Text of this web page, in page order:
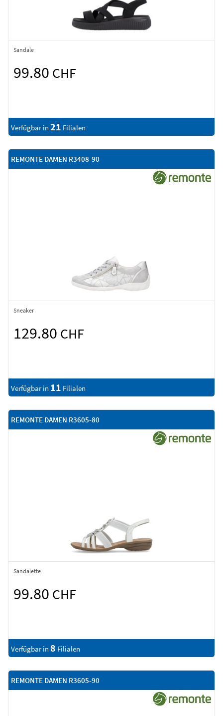
Sandale
99.80 CHF
Verfügbar in 21 Filialen
REMONTE DAMEN R3408-90
Sneaker
129.80 CHF
Verfügbar in 11 Filialen
REMONTE DAMEN R3605-80
Sandalette
99.80 CHF
Verfügbar in 8 Filialen
REMONTE DAMEN R3605-90